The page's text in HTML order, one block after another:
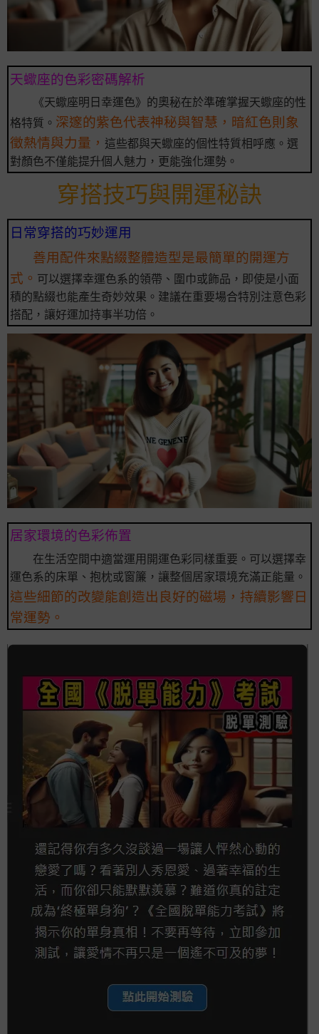
天蠍座的色彩密碼解析
《天蠍座明日幸運色》的奧秘在於準確掌握天蠍座的性
格特質。 深邃的紫色代表神秘與智慧，暗紅色則象
徵熱情與力量， 這些都與天蠍座的個性特質相呼應。選
對顏色不僅能提升個人魅力，更能強化運勢。
穿搭技巧與開運秘訣
日常穿搭的巧妙運用
善用配件來點綴整體造型是最簡單的開運方
式。 可以選擇幸運色系的領帶、圍巾或飾品，即使是小面
積的點綴也能產生奇妙效果。建議在重要場合特別注意色彩
搭配，讓好運加持事半功倍。
居家環境的色彩佈置
在生活空間中適當運用開運色彩同樣重要。可以選擇幸
運色系的床單、抱枕或窗簾，讓整個居家環境充滿正能量。
這些細節的改變能創造出良好的磁場，持續影響日
常運勢。